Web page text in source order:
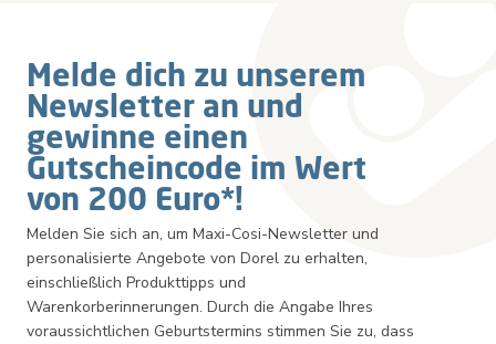
Melde dich zu unserem
Newsletter an und
gewinne einen
Gutscheincode im Wert
von 200 Euro*!
Melden Sie sich an, um Maxi-Cosi-Newsletter und
personalisierte Angebote von Dorel zu erhalten,
einschließlich Produkttipps und
Warenkorberinnerungen. Durch die Angabe Ihres
voraussichtlichen Geburtstermins stimmen Sie zu, dass